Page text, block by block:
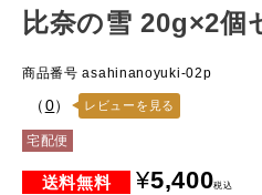
比奈の雪 20g×2個
商品番号 asahinanoyuki-02p
（0） レビューを見る
宅配便
¥5,400税込